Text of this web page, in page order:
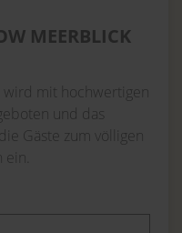
MEERBLICK
mit hochwertigen
und das
Gäste zum völligen